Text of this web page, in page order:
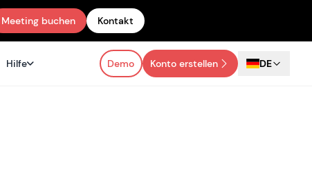
Meeting buchen Kontakt
Hilfe Demo Konto erstellen DE